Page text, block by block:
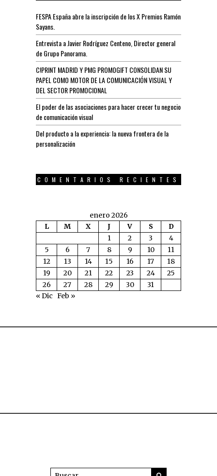
FESPA España abre la inscripción de los X Premios Ramón
Sayans.
Entrevista a Javier Rodríguez Centeno, Director general
de Grupo Panorama.
C!PRINT MADRID Y PMG PROMOGIFT CONSOLIDAN SU
PAPEL COMO MOTOR DE LA COMUNICACIÓN VISUAL Y
DEL SECTOR PROMOCIONAL
El poder de las asociaciones para hacer crecer tu negocio
de comunicación visual
Del producto a la experiencia: la nueva frontera de la
personalización
COMENTARIOS RECIENTES
enero 2026
L
M X J V S
D
1
2 3
4
5
6 7 8 9 10
11
12
13 14 15 16 17
18
19
20 21 22 23 24
25
26
27 28 29 30
31
« Dic Feb »